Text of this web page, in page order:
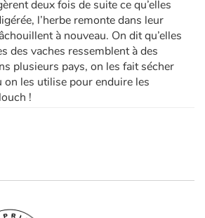
deux fois de suite ce qu’elles
l’herbe remonte dans leur
à nouveau. On dit qu’elles
des vaches ressemblent à des
plusieurs pays, on les fait sécher
on les utilise pour enduire les
!